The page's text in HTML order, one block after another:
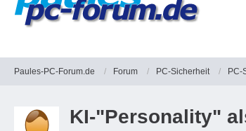
Paules-PC-Forum.de Forum PC-Sicherheit PC-
KI-"Personality"